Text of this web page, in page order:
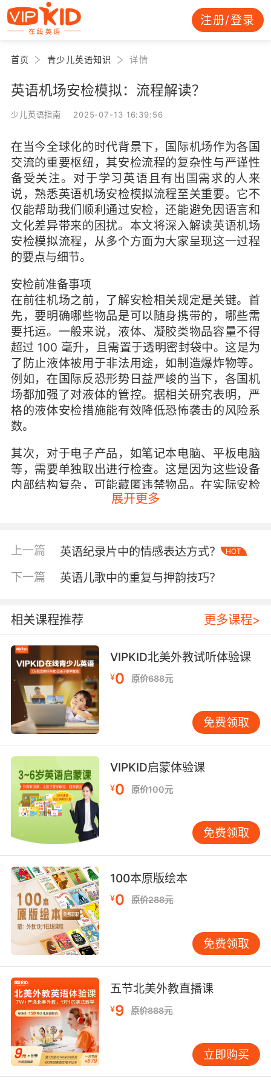
注册/登录
首页 青少儿英语知识 详情
英语机场安检模拟：流程解读？
少儿英语指南 2025-07-13 16:39:56
在当今全球化的时代背景下，国际机场作为各国
交流的重要枢纽，其安检流程的复杂性与严谨性
备受关注。对于学习英语且有出国需求的人来
说，熟悉英语机场安检模拟流程至关重要。它不
仅能帮助我们顺利通过安检，还能避免因语言和
文化差异带来的困扰。本文将深入解读英语机场
安检模拟流程，从多个方面为大家呈现这一过程
的要点与细节。
安检前准备事项
在前往机场之前，了解安检相关规定是关键。首
先，要明确哪些物品是可以随身携带的，哪些需
要托运。一般来说，液体、凝胶类物品容量不得
超过 100 毫升，且需置于透明密封袋中。这是为
了防止液体被用于非法用途，如制造爆炸物等。
例如，在国际反恐形势日益严峻的当下，各国机
场都加强了对液体的管控。据相关研究表明，严
格的液体安检措施能有效降低恐怖袭击的风险系
数。
其次，对于电子产品，如笔记本电脑、平板电脑
等，需要单独取出进行检查。这是因为这些设备
内部结构复杂，可能藏匿违禁物品。在实际安检
中，曾有案例显示，恐怖分子试图在电子设备内
安检流程详解
进入安检区域后，第一步是出示证件。这里主要
信息，防止有人冒用他人身份登机。这一环节就
像是一道安全防线，将潜在的安全威胁拒之门
外。
接着是行李检查。行李会被传送到 X 光机上，安
检人员通过观察 X 光影像来判断行李内是否存在
可疑物品。在这个过程中，乘客需要配合打开行
李箱，以便安检人员进行进一步检查。如果发现
可疑物品，可能会要求乘客打开包装或者进行其
他检测。例如，一些形状奇特的物品在 X 光下可
能会引起误会，此时乘客的解释和配合就显得尤
为重要。
然后是人身检查。乘客需要走过金属探测器门，
若探测器发出警报，就需要接受人工检查。人工
禁品。比如，有些乘客可能忘记将钥匙、皮带扣
等金属物品取出，这时就需要向安检人员说明情
况。对于一些疑似危险物品，安检人员会使用专
业的检测工具进行进一步检测，以确保万无一
失。
特殊情况处理
如，乘客携带了特殊的医疗设备，如心脏起搏器
等。这种情况下，乘客应提前向安检人员说明情
况，并提供相关的医疗证明。安检人员会根据具
体情况进行特殊处理，确保乘客既能顺利登机，
又能保障航空安全。
又如，乘客可能因为语言沟通障碍，对安检流程
展开更多
上一篇 英语纪录片中的情感表达方式？ HOT
下一篇 英语儿歌中的重复与押韵技巧？
相关课程推荐 更多课程>
VIPKID北美外教试听体验课
¥0 原价688元
免费领取
VIPKID启蒙体验课
¥0 原价100元
免费领取
100本原版绘本
¥0 原价288元
免费领取
五节北美外教直播课
¥9 原价888元
立即购买